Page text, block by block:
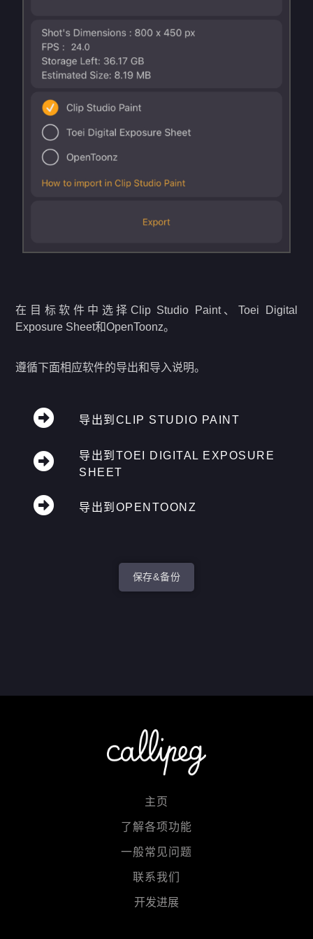
在目标软件中选择Clip Studio Paint、Toei Digital
Exposure Sheet和OpenToonz。
遵循下面相应软件的导出和导入说明。
导出到CLIP STUDIO PAINT
导出到TOEI DIGITAL EXPOSURE
SHEET
导出到OPENTOONZ
保存&备份
主页
了解各项功能
一般常见问题
联系我们
开发进展